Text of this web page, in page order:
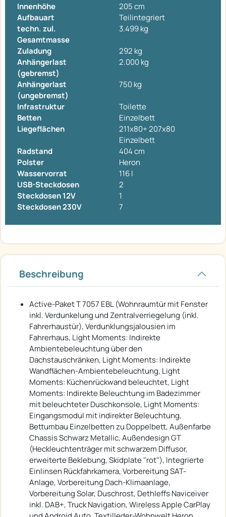
Innenhöhe
205 cm
Aufbauart
Teilintegriert
techn. zul.
Gesamtmasse
3.499 kg
Zuladung
292 kg
Anhängerlast
(gebremst)
2.000 kg
Anhängerlast
(ungebremst)
750 kg
Infrastruktur
Toilette
Betten
Einzelbett
Liegeflächen
211x80+ 207x80
Einzelbett
Radstand
404 cm
Polster
Heron
Wasservorrat
116 l
USB-Steckdosen
2
Steckdosen 12V
1
Steckdosen 230V
7
Beschreibung
Active-Paket T 7057 EBL (Wohnraumtür mit Fenster
inkl. Verdunkelung und Zentralverriegelung (inkl.
Fahrerhaustür), Verdunklungsjalousien im
Fahrerhaus, Light Moments: Indirekte
Ambientebeleuchtung über den
Dachstauschränken, Light Moments: Indirekte
Wandflächen-Ambientebeleuchtung, Light
Moments: Küchenrückwand beleuchtet, Light
Moments: Indirekte Beleuchtung im Badezimmer
mit beleuchteter Duschkonsole, Light Moments:
Eingangsmodul mit indirekter Beleuchtung,
Bettumbau Einzelbetten zu Doppelbett, Außenfarbe
Chassis Schwarz Metallic, Außendesign GT
(Heckleuchtenträger mit schwarzem Diffusor,
erweiterte Beklebung, Skidplate "rot"), Integrierte
Einlinsen Rückfahrkamera, Vorbereitung SAT-
Anlage, Vorbereitung Dach-Klimaanlage,
Vorbereitung Solar, Duschrost, Dethleffs Naviceiver
inkl. DAB+, Truck Navigation, Wireless Apple CarPlay